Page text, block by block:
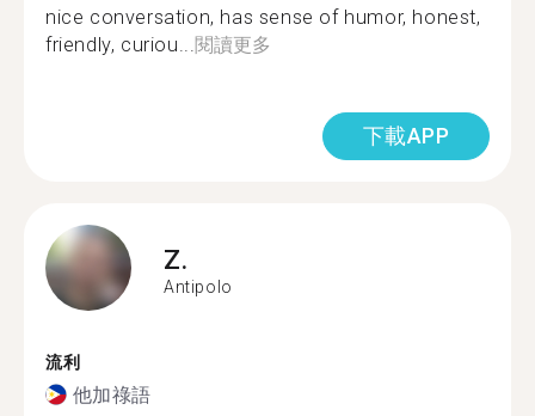
nice conversation, has sense of humor, honest,
friendly, curiou...閱讀更多
下載APP
Z.
Antipolo
流利
他加祿語